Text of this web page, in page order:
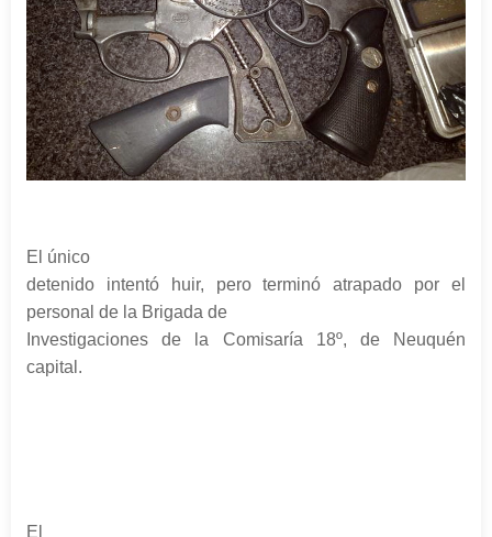
El único
detenido intentó huir, pero terminó atrapado por el
personal de la Brigada de
Investigaciones de la Comisaría 18º, de Neuquén
capital.
El